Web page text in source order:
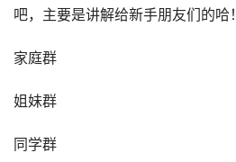
吧，主要是讲解给新手朋友们的哈！
家庭群
姐妹群
同学群